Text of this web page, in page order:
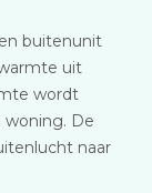
buitenunit
uit
wordt
De
naar